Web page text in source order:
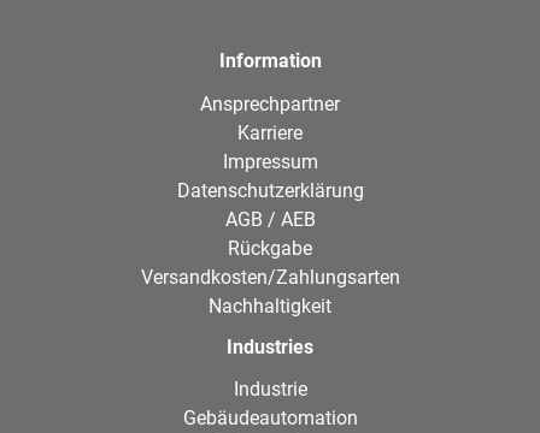
Information
Ansprechpartner
Karriere
Impressum
Datenschutzerklärung
AGB / AEB
Rückgabe
Versandkosten/Zahlungsarten
Nachhaltigkeit
Industries
Industrie
Gebäudeautomation